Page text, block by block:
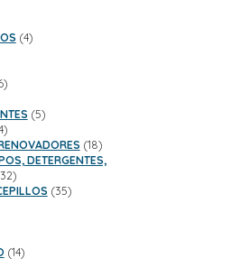
44
6
55
14
productos
1818
productos
DETERGENTES,
3232
productos3535
1414